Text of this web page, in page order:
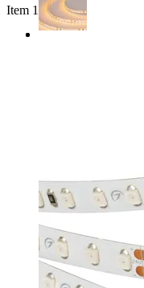
Item 1 of 2